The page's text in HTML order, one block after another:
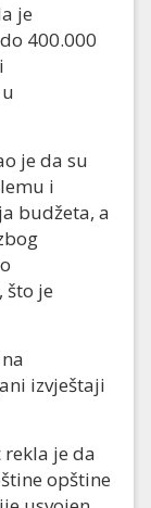
je
400.000
je da su
i
budžeta, a
što je
izvještaji
rekla je da
opštine